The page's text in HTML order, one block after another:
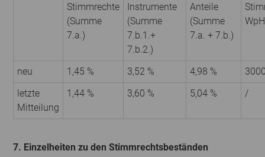
Stimmrechte
(Summe
7.a.)
Instrumente
(Summe
7.b.1.+
7.b.2.)
Anteile
(Summe
7.a. + 7.b.)
neu 1,45 % 3,52 % 4,98 %
letzte
Mitteilung
1,44 % 3,60 % 5,04 % /
7. Einzelheiten zu den Stimmrechtsbeständen